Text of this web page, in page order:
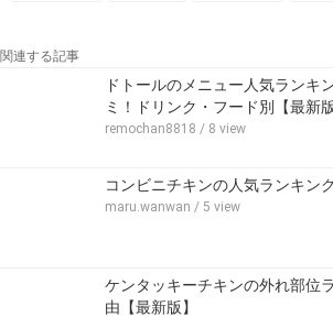
関連する記事
ドトールのメニュー人気ランキ
ミ！ドリンク・フード別【最新版
remochan8818 / 8 view
コンビニチキンの人気ランキン
maru.wanwan / 5 view
ケンタッキーチキンの外れ部位
由【最新版】